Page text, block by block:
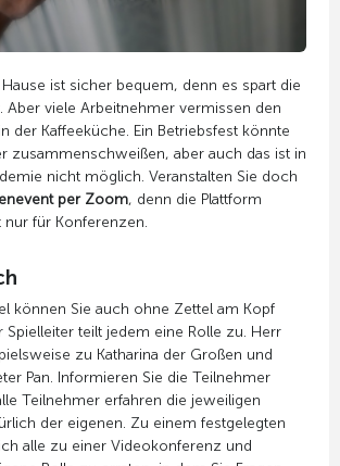
ist sicher bequem, denn es spart die
Aber viele Arbeitnehmer vermissen den
der Kaffeeküche. Ein Betriebsfest könnte
zusammenschweißen, aber auch das ist in
nicht möglich. Veranstalten Sie doch
per Zoom, denn die Plattform
für Konferenzen.
können Sie auch ohne Zettel am Kopf
Spielleiter teilt jedem eine Rolle zu. Herr
zu Katharina der Großen und
Pan. Informieren Sie die Teilnehmer
Teilnehmer erfahren die jeweiligen
der eigenen. Zu einem festgelegten
alle zu einer Videokonferenz und